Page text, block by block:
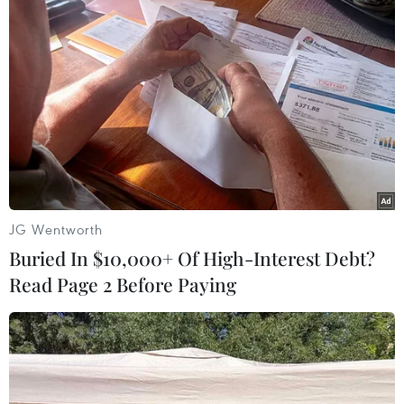
Nhận định Singapore vs
Indonesia (20h ngày 7/8):
Cuộc quyết đấu giành tấm
vé bán kết duy nhất
07/08/2026 08:41
86 tuổi vẫn đi lấy mẫu
ADN, gần 80 năm nuôi hy
vọng tìm người cậu liệt sĩ
07/08/2026 08:40
Tiến "Bịp" hầu tòa trong vụ
án tổ chức sử dụng trái
phép chất ma túy
Nhanh chóng hoàn thiện
dự án kết nối vùng, sân bay
Long Thành
JG Wentworth
Buried In $10,000+ Of High-Interest Debt?
Read Page 2 Before Paying